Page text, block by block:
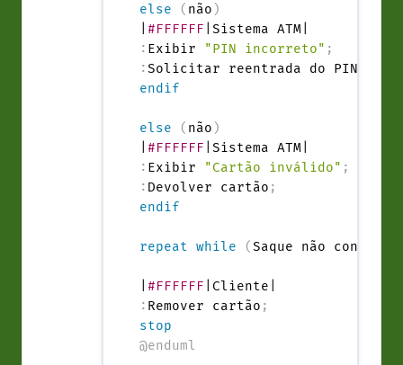
else ( não )
#FFFFFF
: Exibir "PIN incorreto" ;
:Solicitar reentrada do PIN
endif
else ( não )
#FFFFFF
: Exibir "Cartão inválido" ;
: Devolver cartão ;
endif
repeat while (Saque não
#FFFFFF
: Remover cartão ;
stop
@enduml